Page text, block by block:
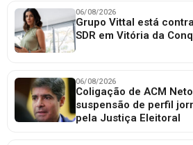
06/08/2026
Grupo Vittal está
SDR em Vitória da
06/08/2026
Coligação de ACM
suspensão de perfil
pela Justiça Eleitoral